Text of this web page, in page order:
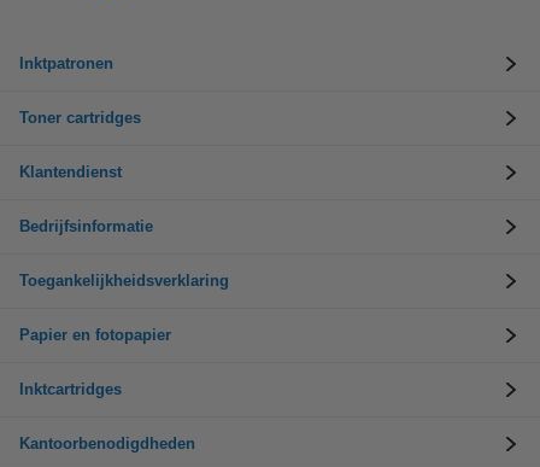
Inktpatronen
Toner cartridges
Klantendienst
Bedrijfsinformatie
Toegankelijkheidsverklaring
Papier en fotopapier
Inktcartridges
Kantoorbenodigdheden